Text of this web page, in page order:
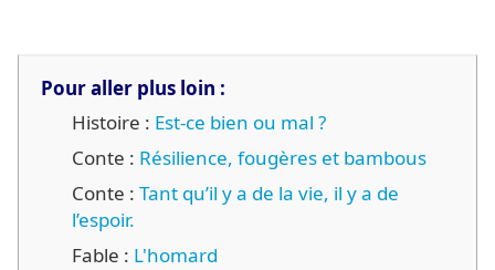
Pour aller plus loin :
Histoire : Est-ce bien ou mal ?
Conte : Résilience, fougères et bambous
Conte : Tant qu’il y a de la vie, il y a de
l’espoir.
Fable : L'homard